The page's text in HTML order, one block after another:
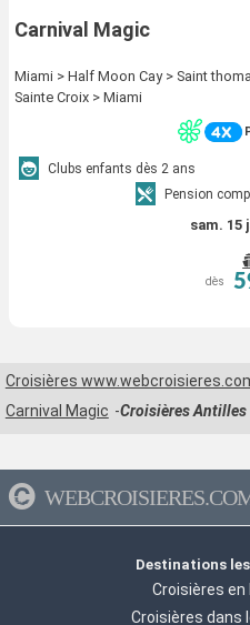
Carnival Magic
Miami > Half Moon Cay > Saint
Sainte Croix > Miami
Clubs enfants dès 2 ans
Pension
sam. 15
dès
Croisières
Carnival Magic
Croisières Antilles
Destinations
Croisières
Croisières dans